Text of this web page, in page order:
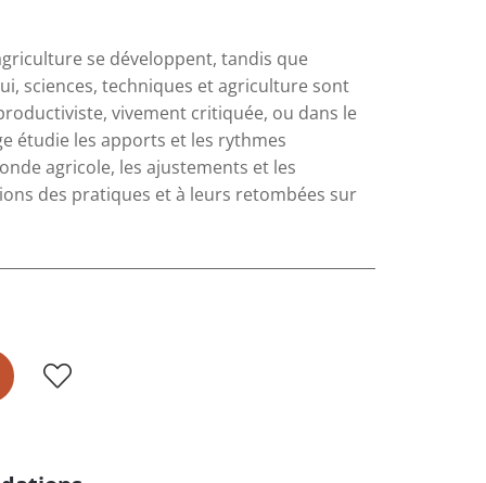
se développent, tandis que
sciences, techniques et agriculture sont
vivement critiquée, ou dans le
étudie les apports et les rythmes
agricole, les ajustements et les
des pratiques et à leurs retombées sur